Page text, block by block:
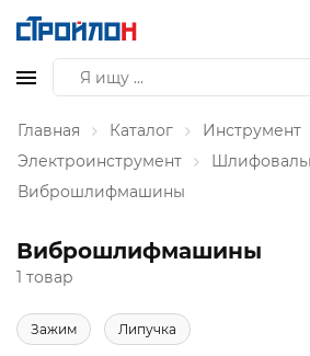
Главная Каталог
Инструмент
Электроинструмент
Виброшлифмашины
Виброшлифмашины
1 товар
Зажим Липучка